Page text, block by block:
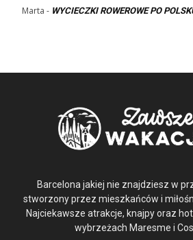
Marta - WYCIECZKI ROWEROWE PO
Barcelona jakiej nie znajdziesz w
stworzony przez mieszkańców i
Najciekawsze atrakcje, knajpy oraz
wybrzeżach Maresme i